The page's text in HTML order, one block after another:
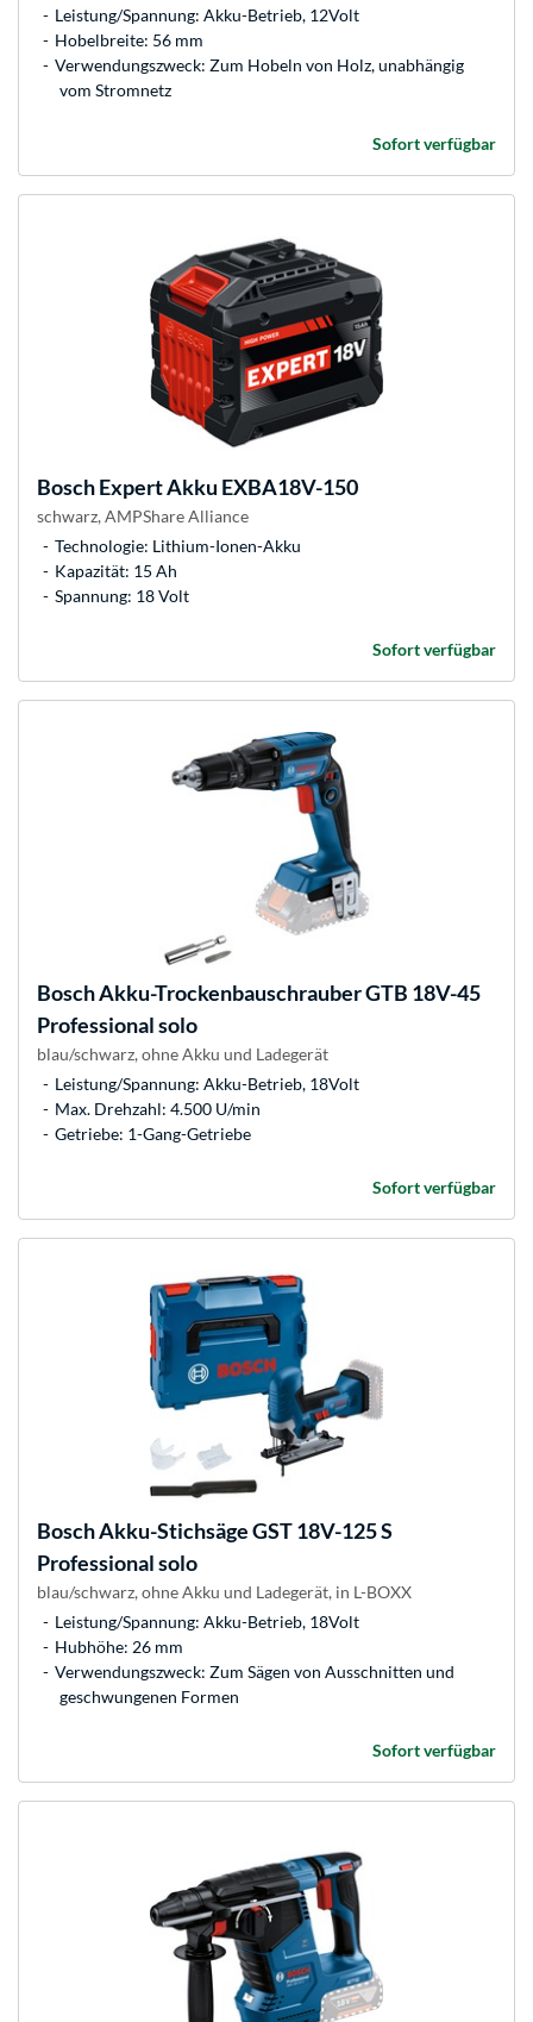
Leistung/Spannung: Akku-Betrieb, 12Volt
Hobelbreite: 56 mm
Verwendungszweck: Zum Hobeln von Holz, unabhängig
vom Stromnetz
Sofort verfügbar
BoschExpert Akku EXBA18V-150
schwarz, AMPShare Alliance
Technologie: Lithium-Ionen-Akku
Kapazität: 15 Ah
Spannung: 18 Volt
Sofort verfügbar
BoschAkku-Trockenbauschrauber GTB 18V-45
Professional solo
blau/schwarz, ohne Akku und Ladegerät
Leistung/Spannung: Akku-Betrieb, 18Volt
Max. Drehzahl: 4.500 U/min
Getriebe: 1-Gang-Getriebe
Sofort verfügbar
BoschAkku-Stichsäge GST 18V-125 S
Professional solo
blau/schwarz, ohne Akku und Ladegerät, in L-BOXX
Leistung/Spannung: Akku-Betrieb, 18Volt
Hubhöhe: 26 mm
Verwendungszweck: Zum Sägen von Ausschnitten und
geschwungenen Formen
Sofort verfügbar